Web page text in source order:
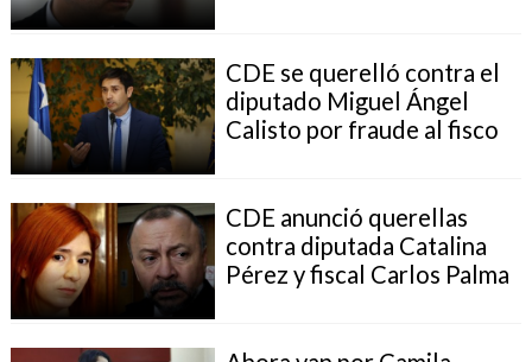
CDE se querelló contra el
diputado Miguel Ángel
Calisto por fraude al fisco
CDE anunció querellas
contra diputada Catalina
Pérez y fiscal Carlos Palma